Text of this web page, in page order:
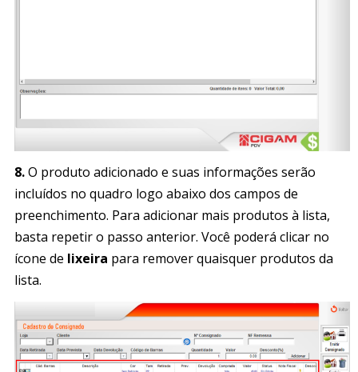
8.O produto adicionado e suas informações serão
incluídos no quadro logo abaixo dos campos de
preenchimento. Para adicionar mais produtos à lista,
basta repetir o passo anterior. Você poderá clicar no
ícone de lixeira para remover quaisquer produtos da
lista.